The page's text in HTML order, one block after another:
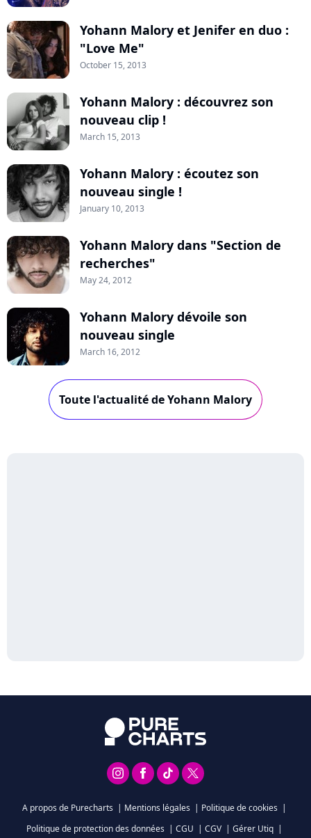
Yohann Malory et Jenifer en duo :
"Love Me"
October 15, 2013
Yohann Malory : découvrez son
nouveau clip !
March 15, 2013
Yohann Malory : écoutez son
nouveau single !
January 10, 2013
Yohann Malory dans "Section de
recherches"
May 24, 2012
Yohann Malory dévoile son
nouveau single
March 16, 2012
Toute l'actualité de Yohann Malory
A propos de Purecharts | Mentions légales | Politique de cookies |
Politique de protection des données | CGU | CGV | Gérer Utiq |